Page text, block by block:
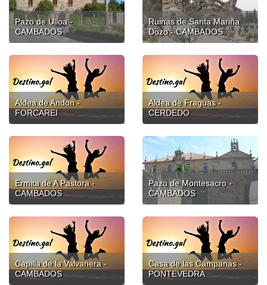
Pazo de Ulloa -
CAMBADOS
Ruinas de Santa Mariña
Dozo - CAMBADOS
Aldea de Andon -
FORCAREI
Aldea de Fraguas -
CERDEDO
Ermita de A Pastora -
CAMBADOS
Pazo de Montesacro -
CAMBADOS
Capilla de la Valvanera -
CAMBADOS
Casa de las Campanas -
PONTEVEDRA